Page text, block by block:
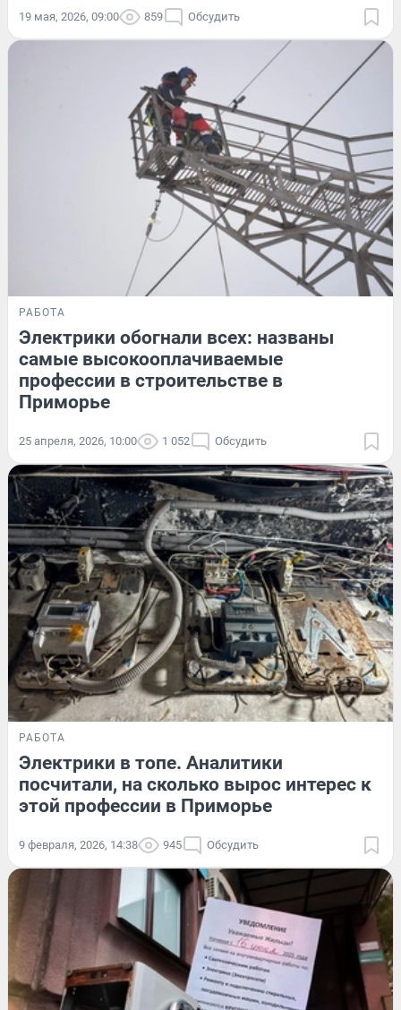
19 мая, 2026, 09:00 859 Обсудить
РАБОТА
Электрики обогнали всех: названы
самые высокооплачиваемые
профессии в строительстве в
Приморье
25 апреля, 2026, 10:00 1 052 Обсудить
РАБОТА
Электрики в топе. Аналитики
посчитали, на сколько вырос интерес к
этой профессии в Приморье
9 февраля, 2026, 14:38 945 Обсудить